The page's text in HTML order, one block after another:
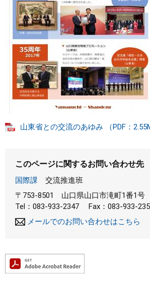
山東省との交流のあゆみ （PDF：
このページに関するお問い合わせ先
国際課
交流推進班
〒753-8501
山口県山口市滝町1番1号
Tel：083-933-2347
Fax：083-933-
メールでのお問い合わせはこちら